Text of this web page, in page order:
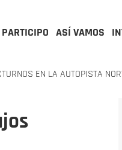
PARTICIPO ASÍ VAMOS
EN LA AUTOPISTA